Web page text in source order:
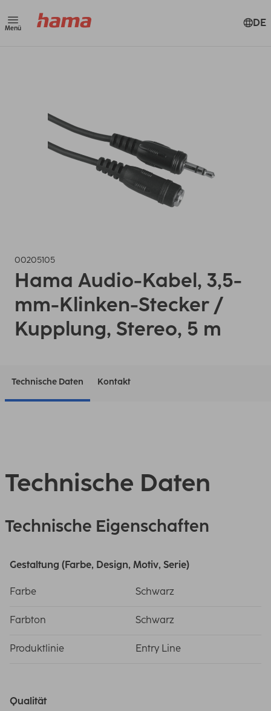
Menü DE
00205105
Hama Audio-Kabel, 3,5-
mm-Klinken-Stecker /
Kupplung, Stereo, 5 m
Technische Daten Kontakt
Technische Daten
Technische Eigenschaften
Gestaltung (Farbe, Design, Motiv, Serie)
Farbe Schwarz
Farbton Schwarz
Produktlinie Entry Line
Qualität